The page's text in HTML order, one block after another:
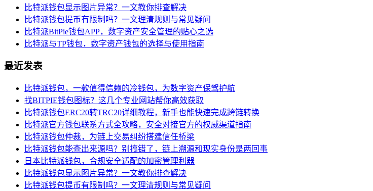
比特派钱包显示图片异常？一文教你排查解决
比特派钱包提币有限制吗？一文理清规则与常见疑问
比特派BitPie钱包APP，数字资产安全管理的贴心之选
比特派与TP钱包，数字资产钱包的选择与使用指南
最近发表
比特派钱包，一款值得信赖的冷钱包，为数字资产保驾护航
找BITPIE钱包图标？这几个专业网站帮你高效获取
比特派钱包ERC20转TRC20详细教程，新手也能快速完成跨链转换
比特派官方钱包联系方式全攻略，安全对接官方的权威渠道指南
比特派钱包仲裁，为链上交易纠纷搭建信任桥梁
比特派钱包能查出来源吗？别搞错了，链上溯源和现实身份是两回事
日本比特派钱包，合规安全适配的加密管理利器
比特派钱包显示图片异常？一文教你排查解决
比特派钱包提币有限制吗？一文理清规则与常见疑问